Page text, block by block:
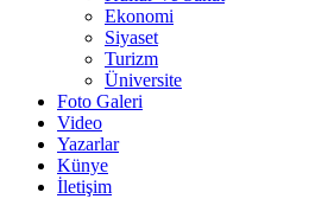
Ekonomi
Siyaset
Turizm
Üniversite
Foto Galeri
Video
Yazarlar
Künye
İletişim